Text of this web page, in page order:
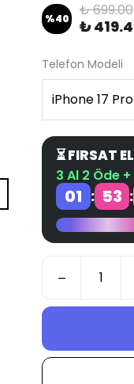
%40 ₺ 699.00
₺
Telefon Modeli
⏳ FIRSAT
3 Al 2 Öde
01 : 53 :